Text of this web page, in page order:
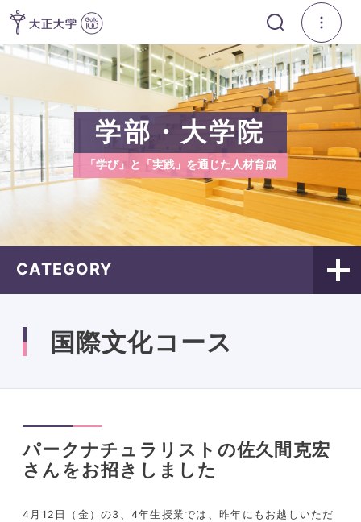
学部・大学院
「学び」と「実践」を通じた人材育成
CATEGORY
国際文化コース
パークナチュラリストの佐久間克宏
さんをお招きしました
4 月 12 日（金）の3 、 4年生授業では、昨年にもお越しいただ